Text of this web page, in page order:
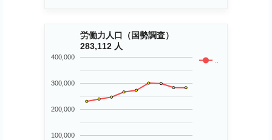
労働力人口（国勢調査）
283,112 人
..
100,000
200,000
300,000
400,000